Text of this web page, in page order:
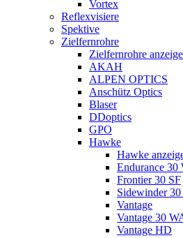
Vortex
Reflexvisiere
Spektive
Zielfernrohre
Zielfernrohre
AKAH
ALPEN OPTICS
Anschütz Optics
Blaser
DDoptics
GPO
Hawke
Hawke
Endurance 30
Frontier 30 SF
Sidewinder 30
Vantage
Vantage 30
Vantage HD